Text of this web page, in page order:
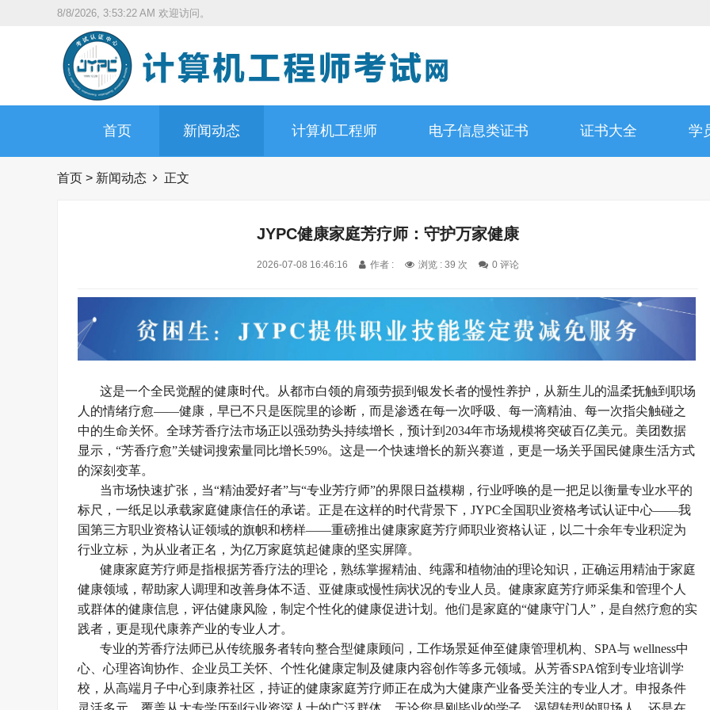
8/8/2026, 3:53:24 AM 欢迎访问。
首页 新闻动态 计算机工程师 电子信息类证书 证书大全 学
首页 > 新闻动态 正文
JYPC健康家庭芳疗师：守护万家健康
2026-07-08 16:46:16 作者 : 浏览 : 39 次 0 评论
这是一个全民觉醒的健康时代。从都市白领的肩颈劳损到银发长者的慢性养护，从新生儿的温柔抚触到职场
人的情绪疗愈——健康，早已不只是医院里的诊断，而是渗透在每一次呼吸、每一滴精油、每一次指尖触碰之
中的生命关怀。全球芳香疗法市场正以强劲势头持续增长，预计到2034年市场规模将突破百亿美元。美团数据
显示，“芳香疗愈”关键词搜索量同比增长59%。这是一个快速增长的新兴赛道，更是一场关乎国民健康生活方式
的深刻变革。
当市场快速扩张，当“精油爱好者”与“专业芳疗师”的界限日益模糊，行业呼唤的是一把足以衡量专业水平的
标尺，一纸足以承载家庭健康信任的承诺。正是在这样的时代背景下，JYPC全国职业资格考试认证中心——我
国第三方职业资格认证领域的旗帜和榜样——重磅推出健康家庭芳疗师职业资格认证，以二十余年专业积淀为
行业立标，为从业者正名，为亿万家庭筑起健康的坚实屏障。
健康家庭芳疗师是指根据芳香疗法的理论，熟练掌握精油、纯露和植物油的理论知识，正确运用精油于家庭
健康领域，帮助家人调理和改善身体不适、亚健康或慢性病状况的专业人员。健康家庭芳疗师采集和管理个人
或群体的健康信息，评估健康风险，制定个性化的健康促进计划。他们是家庭的“健康守门人”，是自然疗愈的实
践者，更是现代康养产业的专业人才。
专业的芳香疗法师已从传统服务者转向整合型健康顾问，工作场景延伸至健康管理机构、 SPA与 wellness中
心、心理咨询协作、企业员工关怀、个性化健康定制及健康内容创作等多元领域。从芳香SPA馆到专业培训学
校，从高端月子中心到康养社区，持证的健康家庭芳疗师正在成为大健康产业备受关注的专业人才。申报条件